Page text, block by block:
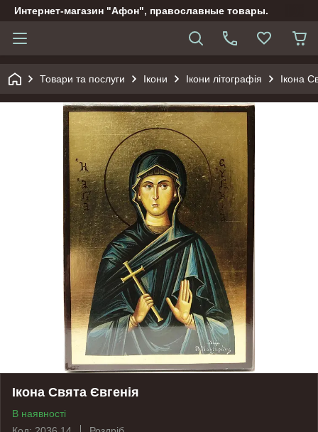
Интернет-магазин "Афон", православные товары.
Товари та послуги Ікони Ікони літографія Ікона
Ікона Свята Євгенія
В наявності